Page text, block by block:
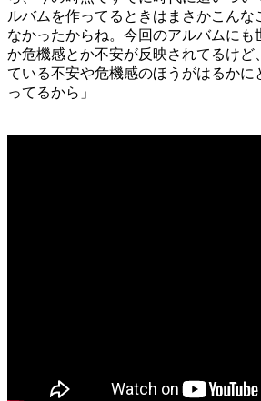
ルバムを作ってるときはまさかこんな
なかったからね。今回のアルバムにも
か危機感とか不安が反映されてるけど
ている不安や危機感のほうがはるかに
ってるから」